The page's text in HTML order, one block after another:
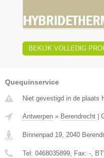
BEKIJK VOLLEDIG
Quequinservice
Niet gevestigd in de plaats
Antwerpen » Berendrecht
Binnenpad 19, 2040
Tel: 0468035899, Fax: -,